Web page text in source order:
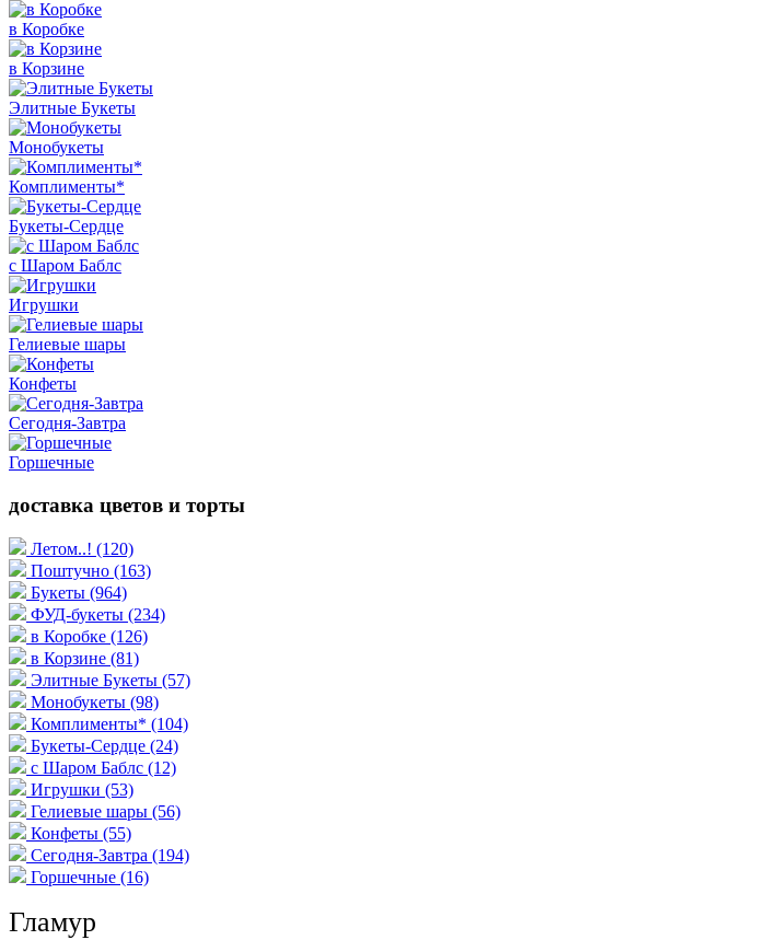
в Коробке
в Корзине
Элитные Букеты
Монобукеты
Комплименты*
Букеты-Сердце
с Шаром Баблс
Игрушки
Гелиевые шары
Конфеты
Сегодня-Завтра
Горшечные
доставка цветов и торты
Летом..! (120)
Поштучно (163)
Букеты (964)
ФУД-букеты (234)
в Коробке (126)
в Корзине (81)
Элитные Букеты (57)
Монобукеты (98)
Комплименты* (104)
Букеты-Сердце (24)
с Шаром Баблс (12)
Игрушки (53)
Гелиевые шары (56)
Конфеты (55)
Сегодня-Завтра (194)
Горшечные (16)
Гламур